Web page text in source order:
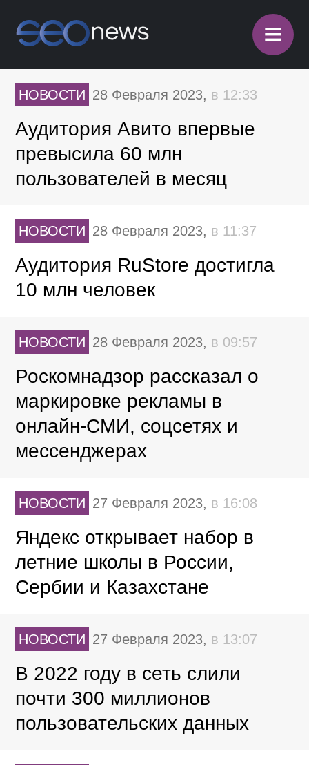
≡
НОВОСТИ 28 Февраля 2023, в 12:33
Аудитория Авито впервые
превысила 60 млн
пользователей в месяц
НОВОСТИ 28 Февраля 2023, в 11:37
Аудитория RuStore достигла
10 млн человек
НОВОСТИ 28 Февраля 2023, в 09:57
Роскомнадзор рассказал о
маркировке рекламы в
онлайн-СМИ, соцсетях и
мессенджерах
НОВОСТИ 27 Февраля 2023, в 16:08
Яндекс открывает набор в
летние школы в России,
Сербии и Казахстане
НОВОСТИ 27 Февраля 2023, в 13:07
В 2022 году в сеть слили
почти 300 миллионов
пользовательских данных